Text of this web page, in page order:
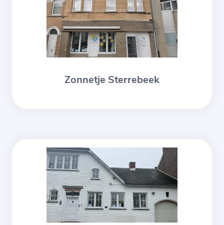
Zonnetje Sterrebeek